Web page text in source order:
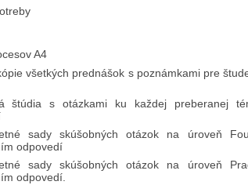
A4
všetkých prednášok s poznámkami pre
štúdia s otázkami ku každej preberanej
sady skúšobných otázok na úroveň
odpovedí
sady skúšobných otázok na úroveň
odpovedí.